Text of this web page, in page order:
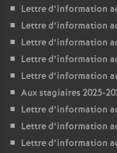
Lettre d’information
Lettre d’information
Lettre d’information
Lettre d’information
Lettre d’information
Aux stagiaires 2025-
Lettre d’information
Lettre d’information
Lettre d’information